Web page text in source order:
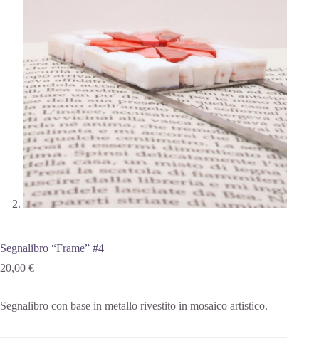
Segnalibro “Frame” #4
20,00 €
Segnalibro con base in metallo rivestito in mosaico artistico.